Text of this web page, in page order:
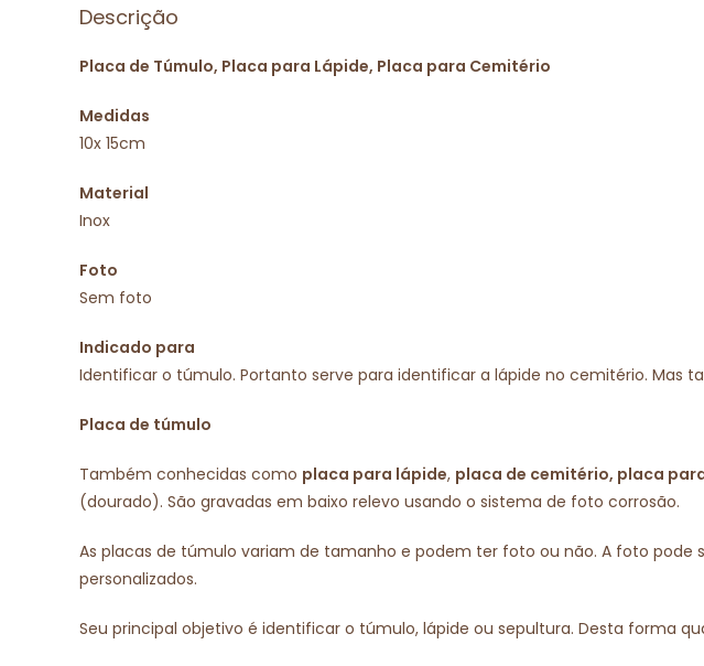
Descrição
Placa de Túmulo, Placa para Lápide, Placa para Cemitério
Medidas
10x 15cm
Material
Inox
Foto
Sem foto
Indicado para
Identificar o túmulo. Portanto serve para identificar a lápide no cemitério.
Placa de túmulo
Também conhecidas como placa para lápide, placa de cemitério, placa
(dourado). São gravadas em baixo relevo usando o sistema de foto corrosão.
As placas de túmulo variam de tamanho e podem ter foto ou não. A foto pode
personalizados.
Seu principal objetivo é identificar o túmulo, lápide ou sepultura. Desta forma